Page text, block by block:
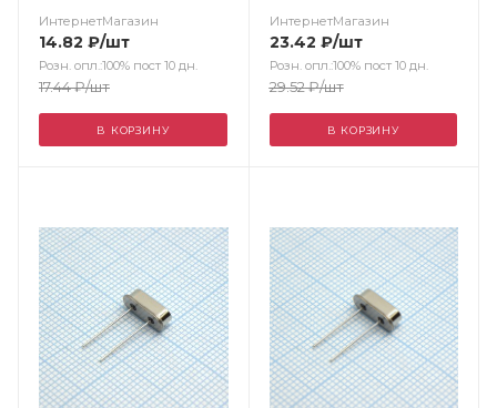
ИнтернетМагазин
14.82 ₽/шт
Розн. опл.:100% пост 10 дн.
17.44₽/шт
В КОРЗИНУ
ИнтернетМагазин
23.42 ₽/шт
Розн. опл.:100% пост 10 дн.
29.52₽/шт
В КОРЗИНУ